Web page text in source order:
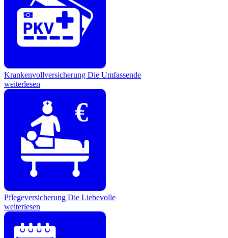
Krankenvollversicherung Die Umfassende
weiterlesen
€
Pflegeversicherung Die Liebevolle
weiterlesen